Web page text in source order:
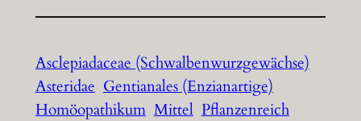
Asclepiadaceae (Schwalbenwurzgewächse)
Asteridae Gentianales (Enzianartige)
Homöopathikum Mittel Pflanzenreich